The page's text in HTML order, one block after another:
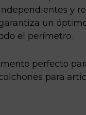
y
un
el perímetro.
perfecto
para